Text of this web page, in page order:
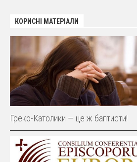
КОРИСНІ МАТЕРІАЛИ
Греко-Католики — це ж баптисти!